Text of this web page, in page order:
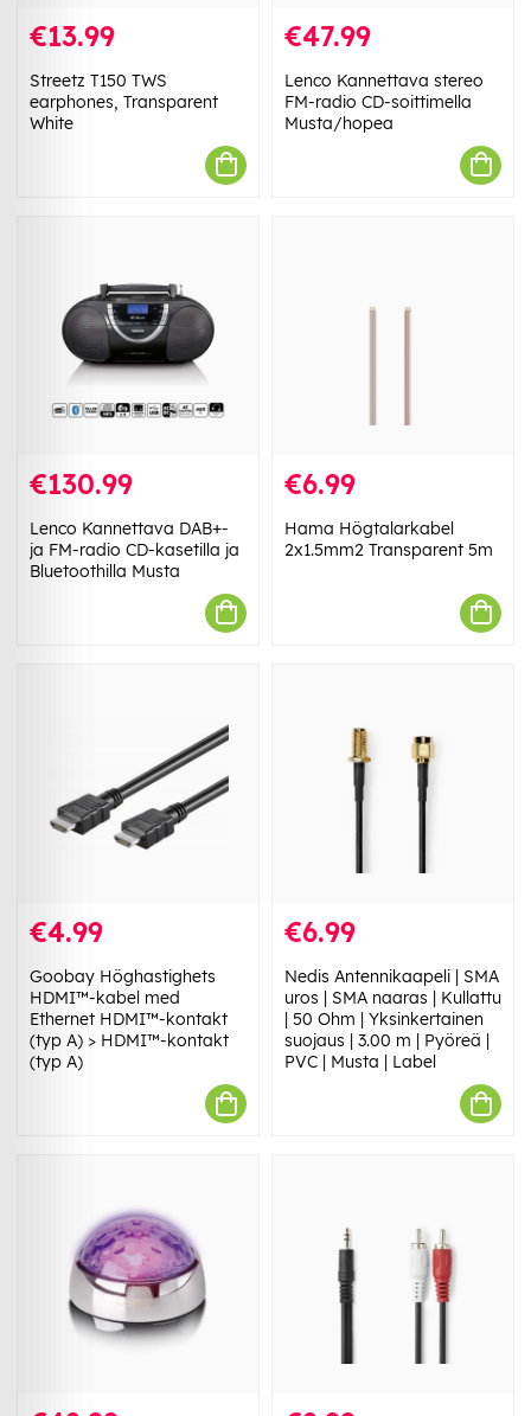
€13.99
Streetz T150 TWS
earphones, Transparent
White
€47.99
Lenco Kannettava stereo
FM-radio CD-soittimella
Musta/hopea
€130.99
Lenco Kannettava DAB+-
ja FM-radio CD-kasetilla ja
Bluetoothilla Musta
€6.99
Hama Högtalarkabel
2x1.5mm2 Transparent 5m
€4.99
Goobay Höghastighets
HDMI™-kabel med
Ethernet HDMI™-kontakt
(typ A) > HDMI™-kontakt
(typ A)
€6.99
Nedis Antennikaapeli | SMA
uros | SMA naaras | Kullattu
| 50 Ohm | Yksinkertainen
suojaus | 3.00 m | Pyöreä |
PVC | Musta | Label